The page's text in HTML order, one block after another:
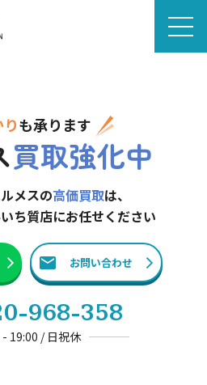
も承ります
買取強化中
メスの高価買取は、
ち質店にお任せください
お問い合わせ
968-358
- 19:00 / 日祝休